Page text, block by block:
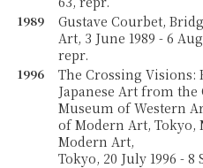
1989
Gustave Courbet,
Art, 3 June 1989 - 6
repr.
1996
The Crossing Visions:
Japanese Art from
Museum of Western
of Modern Art,
Modern Art,
Tokyo, 20 July 1996 - 8